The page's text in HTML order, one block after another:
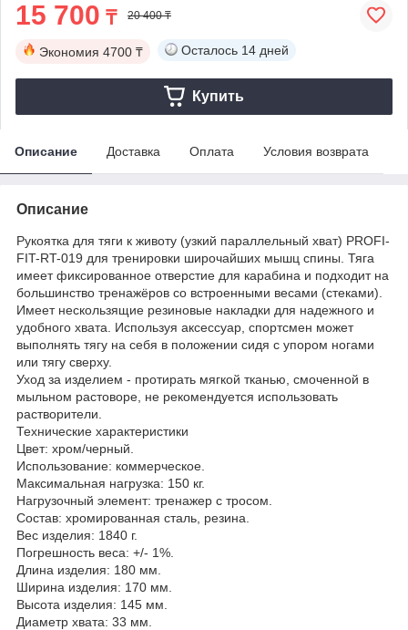
15 700 ₸ 20 400 ₸
Экономия 4700 ₸ Осталось 14 дней
Купить
Описание Доставка Оплата Условия возврата
Описание
Рукоятка для тяги к животу (узкий параллельный хват) PROFI-
FIT-RT-019 для тренировки широчайших мышц спины. Тяга
имеет фиксированное отверстие для карабина и подходит на
большинство тренажёров со встроенными весами (стеками).
Имеет нескользящие резиновые накладки для надежного и
удобного хвата. Используя аксессуар, спортсмен может
выполнять тягу на себя в положении сидя с упором ногами
или тягу сверху.
Уход за изделием - протирать мягкой тканью, смоченной в
мыльном растоворе, не рекомендуется использовать
растворители.
Технические характеристики
Цвет: хром/черный.
Использование: коммерческое.
Максимальная нагрузка: 150 кг.
Нагрузочный элемент: тренажер с тросом.
Состав: хромированная сталь, резина.
Вес изделия: 1840 г.
Погрешность веса: +/- 1%.
Длина изделия: 180 мм.
Ширина изделия: 170 мм.
Высота изделия: 145 мм.
Диаметр хвата: 33 мм.